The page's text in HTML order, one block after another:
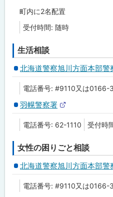
町内に2名配置
受付時間: 随時
生活相談
北海道警察旭川方面本部警
電話番号: #9110又は0166-
羽幌警察署
外
部
サ
電話番号: 62-1110 受付時
女性の困りごと相談
北海道警察旭川方面本部警
電話番号: #9110又は0166-